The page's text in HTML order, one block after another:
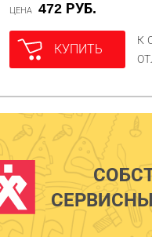
ЦЕНА 472 РУБ.
КУПИТЬ
К